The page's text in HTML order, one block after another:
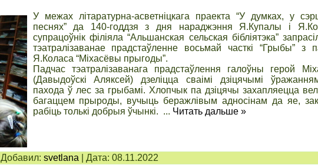
У межах літаратурна-асветніцкага праекта “У думках, у
песнях” да 140-годдзя з дня нараджэння Я.Купалы і
супрацоўнік філіяла “Альшанская сельская бібліятэка”
тэатралізаванае прадстаўленне восьмай часткі “Грыбы” з
Я.Коласа “Міхасёвы прыгоды”.
Падчас тэатралізаванага прадстаўлення галоўны герой
(Давыдоўскі Аляксей) дзеліцца сваімі дзіцячымі
пахода ў лес за грыбамі. Хлопчык па дзіцячы захапляецца
багаццем прыроды, вучыць беражлівым адносінам да яе,
рабіць толькі добрыя ўчынкі. ... Читать дальше »
Добавил: svetlana Дата: 08.11.2022